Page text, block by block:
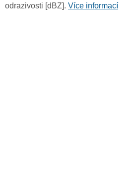
odrazivosti [dBZ]. Více informací